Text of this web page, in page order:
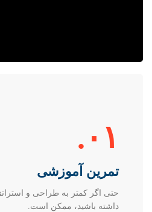
۰۱.
تمرین آموزشی
حتی اگر کمتر به طراحی و
داشته باشید، ممکن است.